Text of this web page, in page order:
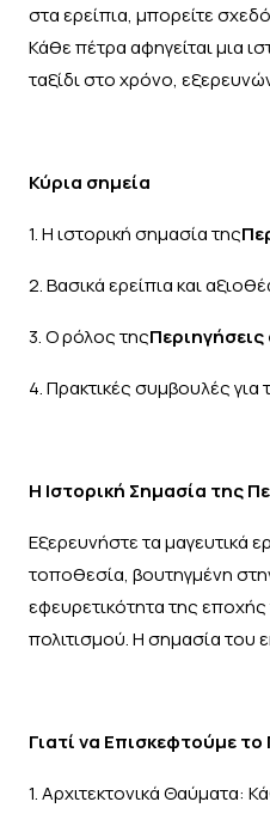
στα ερείπια, μπορείτε
Κάθε πέτρα αφηγείται μια
ταξίδι στο χρόνο,
Κύρια σημεία
1. Η ιστορική σημασία της
2. Βασικά ερείπια και
3. Ο ρόλος της
4. Πρακτικές συμβουλές για
Η Ιστορική Σημασία της
Εξερευνήστε τα μαγευτικά
τοποθεσία, βουτηγμένη
εφευρετικότητα της
πολιτισμού. Η σημασία του
Γιατί να Επισκεφτούμε το
1. Αρχιτεκτονικά Θαύματα: